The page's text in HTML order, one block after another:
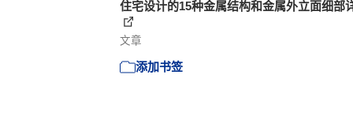
住宅设计的15种金属结构和金属外立面细部
文章
添加书签